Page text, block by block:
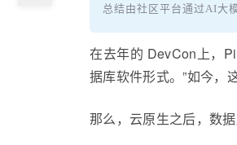
总结由社区平台通过AI大
在去年的 DevCon上，
据库软件形式。”如今，
那么，云原生之后，数